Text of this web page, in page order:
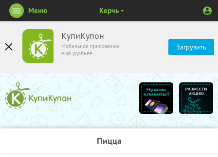
КупиКупон
Мобильное приложение
ещё удобнее
Загрузить
Меню Керчь
Пицца